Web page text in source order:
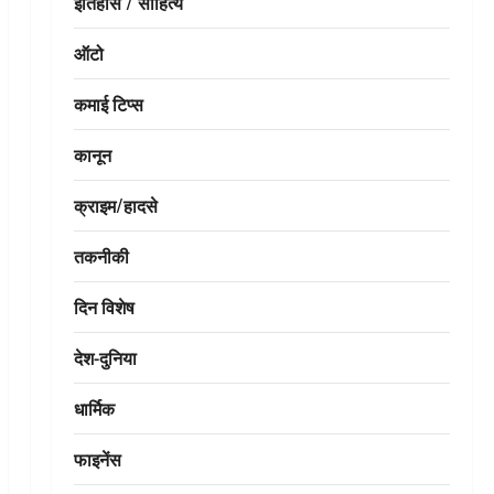
ऑटो
कमाई टिप्स
कानून
क्राइम/हादसे
तकनीकी
दिन विशेष
देश-दुनिया
धार्मिक
फाइनेंस